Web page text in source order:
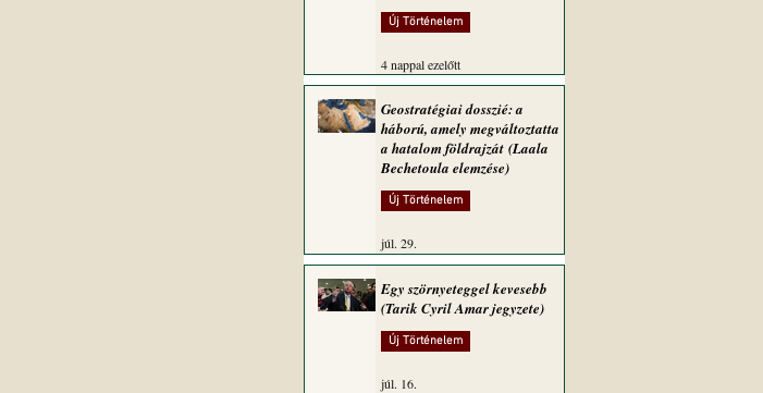
Új Történelem
4 nappal ezelőtt
Geostratégiai dosszié: a
háború, amely megváltoztatta
a hatalom földrajzát (Laala
Bechetoula elemzése)
Új Történelem
júl. 29.
Egy szörnyeteggel kevesebb
(Tarik Cyril Amar jegyzete)
Új Történelem
júl. 16.